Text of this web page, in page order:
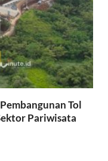
Tol
Pariwisata